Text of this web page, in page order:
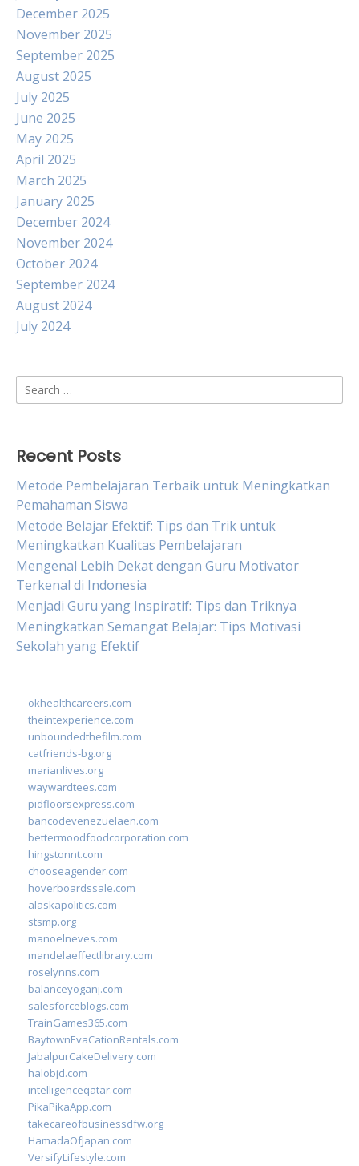
December 2025
November 2025
September 2025
August 2025
July 2025
June 2025
May 2025
April 2025
March 2025
January 2025
December 2024
November 2024
October 2024
September 2024
August 2024
July 2024
Search
for:
Recent Posts
Metode Pembelajaran Terbaik untuk Meningkatkan
Pemahaman Siswa
Metode Belajar Efektif: Tips dan Trik untuk
Meningkatkan Kualitas Pembelajaran
Mengenal Lebih Dekat dengan Guru Motivator
Terkenal di Indonesia
Menjadi Guru yang Inspiratif: Tips dan Triknya
Meningkatkan Semangat Belajar: Tips Motivasi
Sekolah yang Efektif
okhealthcareers.com
theintexperience.com
unboundedthefilm.com
catfriends-bg.org
marianlives.org
waywardtees.com
pidfloorsexpress.com
bancodevenezuelaen.com
bettermoodfoodcorporation.com
hingstonnt.com
chooseagender.com
hoverboardssale.com
alaskapolitics.com
stsmp.org
manoelneves.com
mandelaeffectlibrary.com
roselynns.com
balanceyoganj.com
salesforceblogs.com
TrainGames365.com
BaytownEvaCationRentals.com
JabalpurCakeDelivery.com
halobjd.com
intelligenceqatar.com
PikaPikaApp.com
takecareofbusinessdfw.org
HamadaOfJapan.com
VersifyLifestyle.com